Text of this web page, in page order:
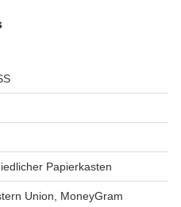
Papierkasten
Union, MoneyGram